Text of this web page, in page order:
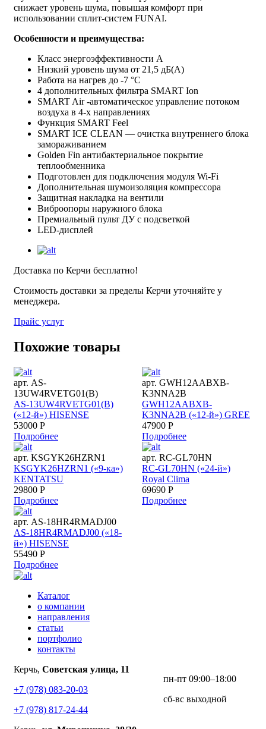
снижает уровень шума, повышая комфорт при
использовании сплит-систем FUNAI.
Особенности и преимущества:
Класс энергоэффективности A
Низкий уровень шума от 21,5 дБ(А)
Работа на нагрев до -7 °С
4 дополнительных фильтра SMART Ion
SMART Air -автоматическое управление потоком
воздуха в 4-х направлениях
Функция SMART Feel
SMART ICE CLEAN — очистка внутреннего блока
замораживанием
Golden Fin антибактериальное покрытие
теплообменника
Подготовлен для подключения модуля Wi-Fi
Дополнительная шумоизоляция компрессора
Защитная накладка на вентили
Виброопоры наружного блока
Премиальный пульт ДУ с подсветкой
LED-дисплей
Доставка по Керчи бесплатно!
Стоимость доставки за пределы Керчи уточняйте у
менеджера.
Прайс услуг
Похожие товары
арт. AS-
13UW4RVETG01(B)
AS-13UW4RVETG01(B)
(«12-й») HISENSE
53000 Р
Подробнее
арт. GWH12AABXB-
K3NNA2B
GWH12AABXB-
K3NNA2B («12-й») GREE
47900 Р
Подробнее
арт. KSGYK26HZRN1
KSGYK26HZRN1 («9-ка»)
KENTATSU
29800 Р
Подробнее
арт. RC-GL70HN
RC-GL70HN («24-й»)
Royal Clima
69690 Р
Подробнее
арт. AS-18HR4RMADJ00
AS-18HR4RMADJ00 («18-
й») HISENSE
55490 Р
Подробнее
Каталог
о компании
направления
статьи
портфолио
контакты
Керчь, Советская улица, 11
+7 (978) 083-20-03
+7 (978) 817-24-44
пн-пт 09:00–18:00
сб-вс выходной